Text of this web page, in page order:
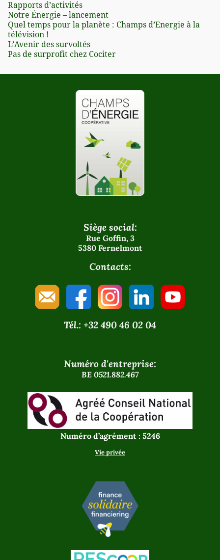
Rapports d’activités
Notre Énergie – lancement
Quel temps pour la planète : Champs d’Energie à la
télévision !
L’Avenir des survoltés
Pas de surprofit chez Cociter
Siège social:
Rue Goffin, 3
5380 Fernelmont
Contacts:
Tél.: +32 490 46 02 04
Numéro d'entreprise:
BE 0521.882.467
Numéro d’agrément : 5246
Vie privée